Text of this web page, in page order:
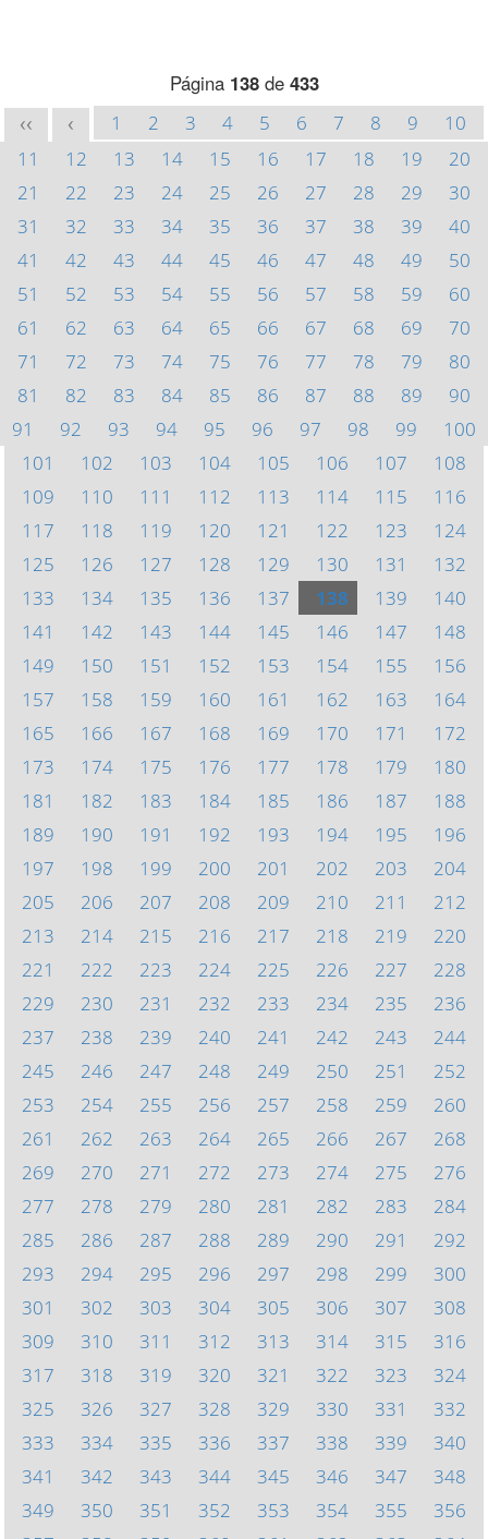
Página 138de 433
<< < 1 2 3 4 5 6 7 8 9
10
11
12 13 14 15 16 17 18 19
20
21
22 23 24 25 26 27 28 29
30
31
32 33 34 35 36 37 38 39
40
41
42 43 44 45 46 47 48 49
50
51
52 53 54 55 56 57 58 59
60
61
62 63 64 65 66 67 68 69
70
71
72 73 74 75 76 77 78 79
80
81
82 83 84 85 86 87 88 89
90
91
92 93 94 95 96 97 98 99
100
101
102 103 104 105 106 107
108
109
110 111 112 113 114 115
116
117
118 119 120 121 122 123
124
125
126 127 128 129 130 131
132
133
134 135 136 137 138 139
140
141
142 143 144 145 146 147
148
149
150 151 152 153 154 155
156
157
158 159 160 161 162 163
164
165
166 167 168 169 170 171
172
173
174 175 176 177 178 179
180
181
182 183 184 185 186 187
188
189
190 191 192 193 194 195
196
197
198 199 200 201 202 203
204
205
206 207 208 209 210 211
212
213
214 215 216 217 218 219
220
221
222 223 224 225 226 227
228
229
230 231 232 233 234 235
236
237
238 239 240 241 242 243
244
245
246 247 248 249 250 251
252
253
254 255 256 257 258 259
260
261
262 263 264 265 266 267
268
269
270 271 272 273 274 275
276
277
278 279 280 281 282 283
284
285
286 287 288 289 290 291
292
293
294 295 296 297 298 299
300
301
302 303 304 305 306 307
308
309
310 311 312 313 314 315
316
317
318 319 320 321 322 323
324
325
326 327 328 329 330 331
332
333
334 335 336 337 338 339
340
341
342 343 344 345 346 347
348
349
350 351 352 353 354 355
356